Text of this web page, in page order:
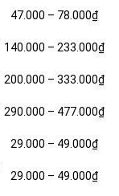
47.000 – 78.000₫
140.000 – 233.000₫
200.000 – 333.000₫
290.000 – 477.000₫
29.000 – 49.000₫
29.000 – 49.000₫